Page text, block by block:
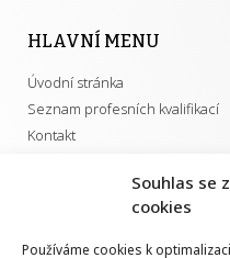
Souhlas se
cookies
Používáme cookies k
HLAVNÍ MENU
Úvodní stránka
Seznam profesních kvalifikací
Kontakt